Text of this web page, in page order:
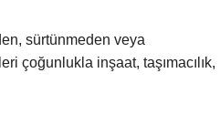
sürtünmeden veya
çoğunlukla inşaat, taşımacılık,